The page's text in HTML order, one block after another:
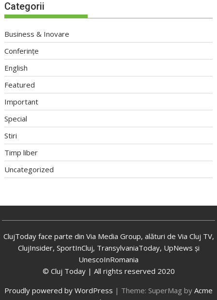
Categorii
Business & Inovare
Conferințe
English
Featured
Important
Special
Stiri
Timp liber
Uncategorized
ClujToday face parte din Via Media Group, alături de Via Cluj TV,
ClujInsider, SportInCluj, TransylvaniaToday, UpNews și
UnescoInRomania
© Cluj Today | All rights reserved 2020
Proudly powered by WordPress | Theme: SuperMag by Acme